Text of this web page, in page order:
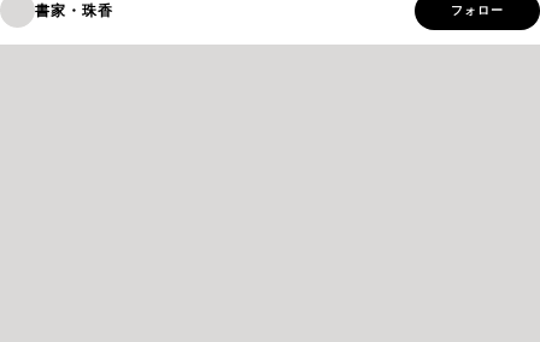
書家・珠香 フォロー